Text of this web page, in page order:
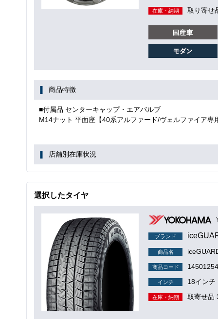
在庫・納期 取り寄せ
商品特徴
■付属品 センターキャップ・エアバルブ
M14ナット 平面座【40系アルファード/ヴェルファイア専
店舗別在庫状況
選択したタイヤ
ブランド
商品名
商品コード 14501254
インチ 18インチ
在庫・納期 取寄せ品